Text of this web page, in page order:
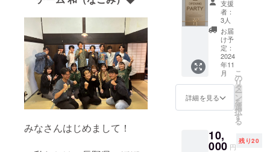
みなさんはじめまして！
ンディ
ング終
了後、
開催日
時は決
定次
第、
URLは
当日ま
メール
にてご
す。
ものと
同じも
ので
す。
ポップ
でかわ
いいデ
ザイン
が特徴
的なオ
ルTシャ
上げま
した。
パー
ティー
へのご
招待】
皆んな
で完成
させ
た’’HAD
ANO別
邸
（仮）’’
グパー
ティー
支援
者：
3人
お届
け予
定：
2024
年11
月
詳細を見る
こ
の
リ
タ
ー
ン
を
選
択
す
る
10,
000 円
残り20